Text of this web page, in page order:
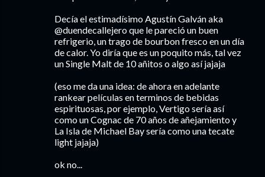
Decía el estimadísimo Agustín Galván aka
@duendecallejero que le pareció un buen
refrigerio, un trago de bourbon fresco en un día
de calor. Yo diría que es un poquito más, tal vez
un Single Malt de 10 añitos o algo así jajaja
(eso me da una idea: de ahora en adelante
rankear películas en terminos de bebidas
espirituosas, por ejemplo, Vertigo sería así
como un Cognac de 70 años de añejamiento y
La Isla de Michael Bay sería como una tecate
light jajaja)
ok no...